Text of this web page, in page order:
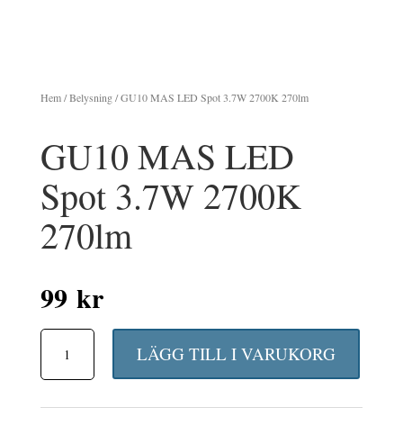
Hem/Belysning/ GU10 MAS LED Spot 3.7W 2700K 270lm
GU10 MAS LED
Spot 3.7W 2700K
270lm
99 kr
MAS
LED
LÄGG TILL I VARUKORG